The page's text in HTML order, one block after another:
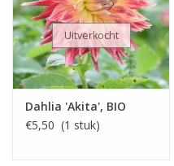
Uitverkocht
Dahlia 'Akita', BIO
€5,50 (1 stuk)